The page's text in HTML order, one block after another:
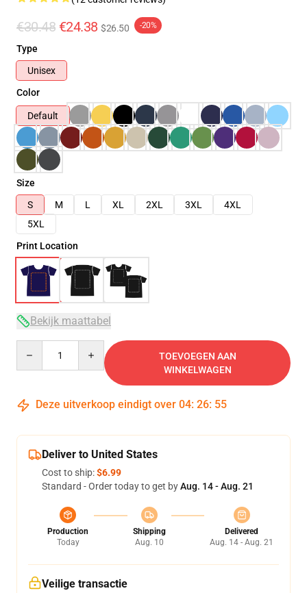
€30.48 €24.38 $26.50 -20%
Type
Unisex
Color
Default
Size
S
M L XL 2XL 3XL
4XL
5XL
Print Location
Bekijk maattabel
TOEVOEGEN AAN
WINKELWAGEN
Deze uitverkoop eindigt over 04: 26: 54
Deliver to United States
Cost to ship:$6.99
Standard - Order today to get byAug. 14 - Aug. 21
Production
Today
Shipping
Aug. 10
Delivered
Aug. 14 - Aug. 21
Veilige transactie